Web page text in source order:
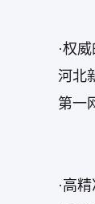
·权
河北
第一
·高